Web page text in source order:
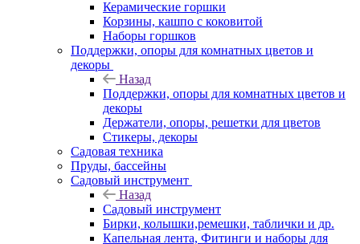
Керамические горшки
Корзины, кашпо с коковитой
Наборы горшков
Поддержки, опоры для комнатных цветов и
декоры
Назад
Поддержки, опоры для комнатных цветов и
декоры
Держатели, опоры, решетки для цветов
Стикеры, декоры
Садовая техника
Пруды, бассейны
Садовый инструмент
Назад
Садовый инструмент
Бирки, колышки,ремешки, таблички и др.
Капельная лента, Фитинги и наборы для